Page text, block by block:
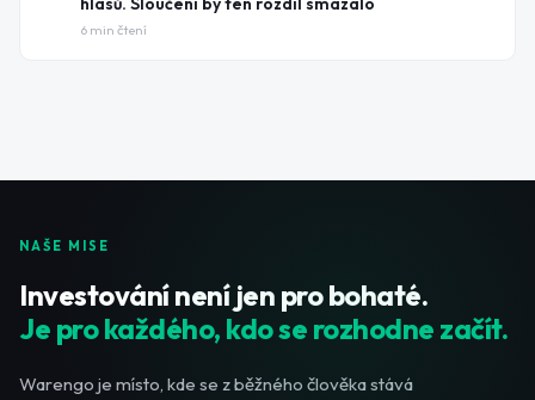
6 min čtení
NAŠE MISE
Investování není jen pro bohaté.
Je pro každého, kdo se rozhodne začít.
Warengo je místo, kde se z běžného člověka stává